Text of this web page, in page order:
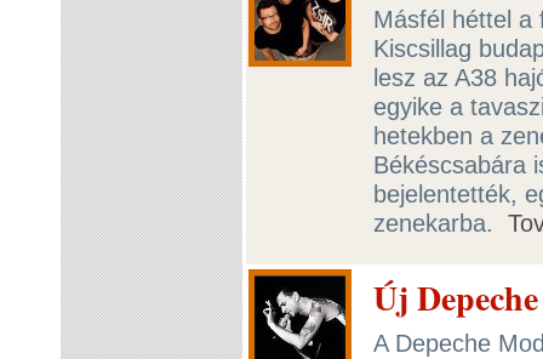
Másfél héttel a
Kiscsillag
lesz az A38
egyike a
hetekben a
Békéscsabára
bejelentették,
zenekarba.
Új
A Depeche